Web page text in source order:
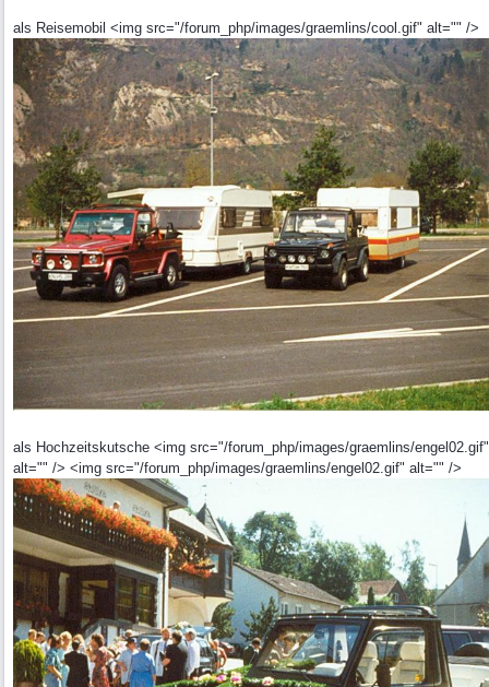
als Reisemobil <img src="/forum_php/images/graemlins/cool.gif" alt="" />
als Hochzeitskutsche <img src="/forum_php/images/graemlins/engel02.gif"
alt="" /> <img src="/forum_php/images/graemlins/engel02.gif" alt="" />